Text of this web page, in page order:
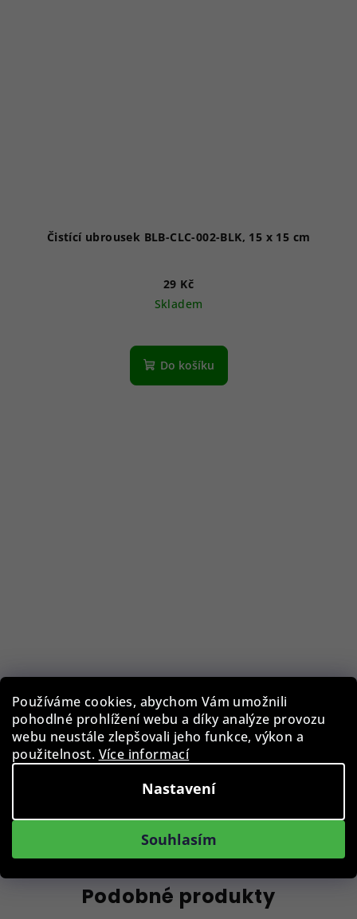
Používáme cookies, abychom Vám umožnili
pohodlné prohlížení webu a díky analýze provozu
webu neustále zlepšovali jeho funkce, výkon a
použitelnost. Více informací
Nastavení
Souhlasím
Čistící ubrousek BLB-CLC-002-BLK, 15 x 15 cm
29 Kč
Skladem
Do košíku
119 Kč
Skladem
Podobné produkty